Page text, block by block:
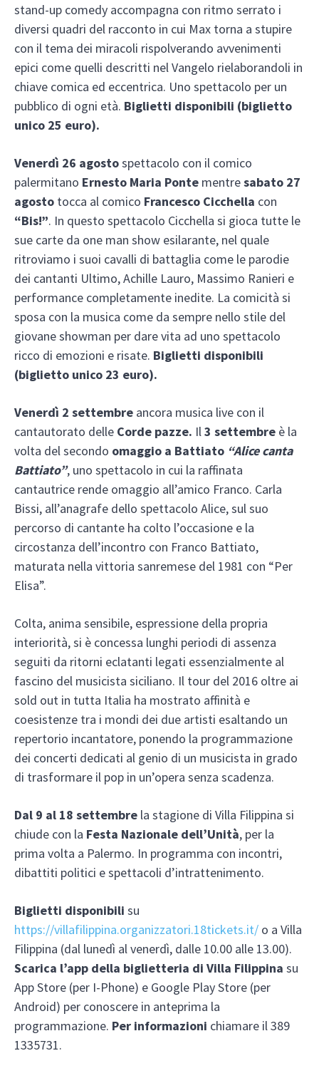
stand-up comedy accompagna con ritmo serrato i
diversi quadri del racconto in cui Max torna a stupire
con il tema dei miracoli rispolverando avvenimenti
epici come quelli descritti nel Vangelo rielaborandoli in
chiave comica ed eccentrica. Uno spettacolo per un
pubblico di ogni età. Biglietti disponibili (biglietto
unico 25 euro).
Venerdì 26 agostospettacolo con il comico
palermitano Ernesto Maria Ponte mentresabato 27
agosto tocca al comico Francesco Cicchella con
“Bis!”. In questo spettacolo Cicchella si gioca tutte le
sue carte da one man show esilarante, nel quale
ritroviamo i suoi cavalli di battaglia come le parodie
dei cantanti Ultimo, Achille Lauro, Massimo Ranieri e
performance completamente inedite. La comicità si
sposa con la musica come da sempre nello stile del
giovane showman per dare vita ad uno spettacolo
ricco di emozioni e risate. Biglietti disponibili
(biglietto unico 23 euro).
Venerdì 2 settembre ancora musica live con il
cantautorato delle Corde pazze. Il3 settembre è la
volta del secondo omaggio a Battiato “Alice canta
Battiato”, uno spettacolo in cui la raffinata
cantautrice rende omaggio all’amico Franco. Carla
Bissi, all’anagrafe dello spettacolo Alice, sul suo
percorso di cantante ha colto l’occasione e la
circostanza dell’incontro con Franco Battiato,
maturata nella vittoria sanremese del 1981 con “Per
Elisa”.
Colta, anima sensibile, espressione della propria
interiorità, si è concessa lunghi periodi di assenza
seguiti da ritorni eclatanti legati essenzialmente al
fascino del musicista siciliano. Il tour del 2016 oltre ai
sold out in tutta Italia ha mostrato affinità e
coesistenze tra i mondi dei due artisti esaltando un
repertorio incantatore, ponendo la programmazione
dei concerti dedicati al genio di un musicista in grado
di trasformare il pop in un’opera senza scadenza.
Dal 9 al 18 settembre la stagione di Villa Filippina si
chiude con la Festa Nazionale dell’Unità, per la
prima volta a Palermo. In programma con incontri,
dibattiti politici e spettacoli d’intrattenimento.
Biglietti disponibili su
https://villafilippina.organizzatori.18tickets.it/ o a Villa
Filippina (dal lunedì al venerdì, dalle 10.00 alle 13.00).
Scarica l’app della biglietteria di Villa Filippina su
App Store (per I-Phone) e Google Play Store (per
Android) per conoscere in anteprima la
programmazione. Per informazioni chiamare il 389
1335731.